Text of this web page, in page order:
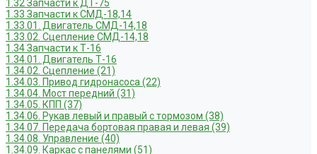
1.32 Запчасти к ДТ-75
1.33 Запчасти к СМД-18,14
1.33.01. Двигатель СМД-14,18
1.33.02. Сцепление СМД-14,18
1.34 Запчасти к Т-16
1.34.01. Двигатель Т-16
1.34.02. Сцепление (21)
1.34.03. Привод гидронасоса (22)
1.34.04. Мост передний (31)
1.34.05. КПП (37)
1.34.06. Рукав левый и правый с тормозом (38)
1.34.07. Передача бортовая правая и левая (39)
1.34.08. Управление (40)
1.34.09. Каркас с панелями (51)